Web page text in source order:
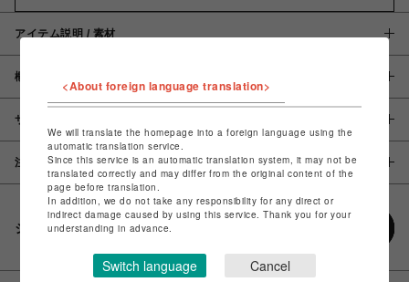
アイテム説明 / 素材
概要
サイズ
注意事項
シェアする
<About foreign language translation>
We will translate the homepage into a foreign language using the
automatic translation service.
Since this service is an automatic translation system, it may not be
translated correctly and may differ from the original content of the
page before translation.
In addition, we do not take any responsibility for any direct or
indirect damage caused by using this service. Thank you for your
understanding in advance.
Switch language Cancel